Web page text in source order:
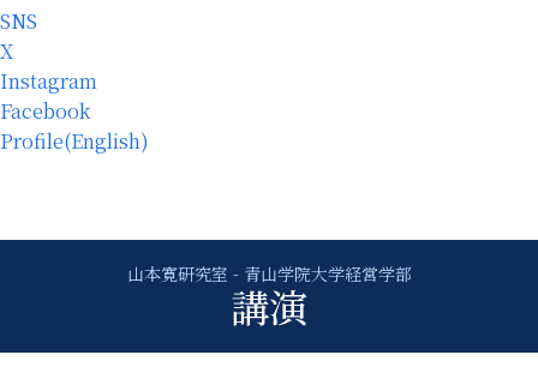
SNS
X
Instagram
Facebook
Profile(English)
講演